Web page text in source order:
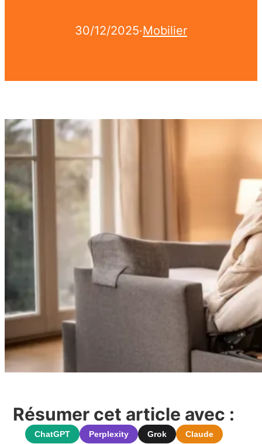
30/12/2025·Mobilier
Résumer cet article avec :
ChatGPT Perplexity Grok Claude